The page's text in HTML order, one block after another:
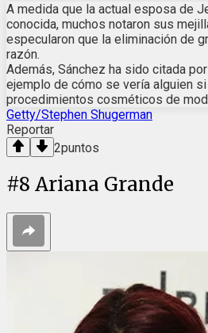
A medida que la actual esposa de
conocida, muchos notaron sus
especularon que la eliminación de
razón.
Además, Sánchez ha sido citada
ejemplo de cómo se vería alguien
procedimientos cosméticos de
Getty/Stephen Shugerman
Reportar
2puntos
#8 Ariana Grande